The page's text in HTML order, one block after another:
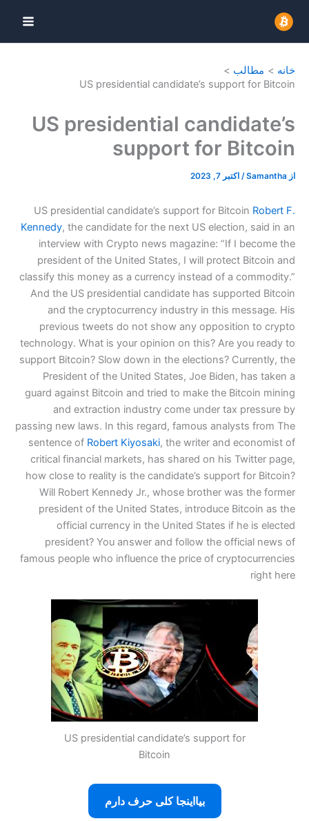
محتوا
خانه
مطالب
US presidential candidate’s support for Bitcoin
US presidential candidate’s
support for Bitcoin
از Samantha
/ اکتبر 7, 2023
US presidential candidate’s support for Bitcoin Robert F.
Kennedy, the candidate for the next US election, said in an
interview with Crypto news magazine: “If I become the
president of the United States, I will protect Bitcoin and
classify this money as a currency instead of a commodity.”
And the US presidential candidate has supported Bitcoin
and the cryptocurrency industry in this message. His
previous tweets do not show any opposition to crypto
technology. What is your opinion on this? Are you ready to
support Bitcoin? Slow down in the elections? Currently, the
President of the United States, Joe Biden, has taken a
guard against Bitcoin and tried to make the Bitcoin mining
and extraction industry come under tax pressure by
passing new laws. In this regard, famous analysts from The
sentence of Robert Kiyosaki, the writer and economist of
critical financial markets, has shared on his Twitter page,
how close to reality is the candidate’s support for Bitcoin?
Will Robert Kennedy Jr., whose brother was the former
president of the United States, introduce Bitcoin as the
official currency in the United States if he is elected
president? You answer and follow the official news of
famous people who influence the price of cryptocurrencies
right here
US presidential candidate’s support for
Bitcoin
بیااینجا کلی حرف دارم